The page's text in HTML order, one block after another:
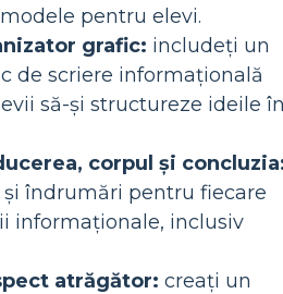
pentru elevi.
grafic: includeți un
de scriere informațională
să-și structureze ideile
corpul și
îndrumări pentru fiecare
informaționale, inclusiv
atrăgător: creați un